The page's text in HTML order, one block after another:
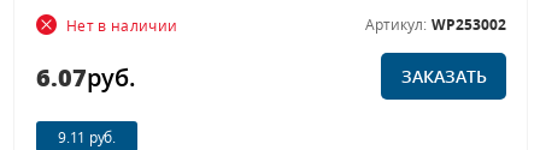
Нет в наличии
Артикул: WP253002
6.07руб. ЗАКАЗАТЬ
9.11 руб.